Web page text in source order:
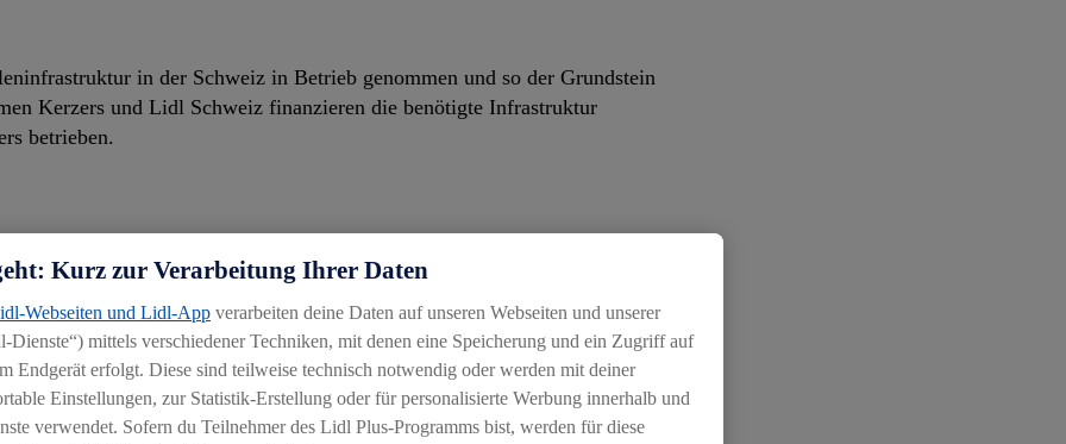
in der Schweiz in Betrieb genommen und so der Grundstein
Kerzers und Lidl Schweiz finanzieren die benötigte Infrastruktur
betrieben.
Demonstrationsprojekt mit fossilfreiem flüssigem Biogas (LBG)
technisch und logistisch möglich ist, Transporte im Schwerlastverkehr
Kurz zur Verarbeitung Ihrer Daten
Webseiten und Lidl-App verarbeiten deine Daten auf unseren Webseiten und unserer
Dienste“) mittels verschiedener Techniken, mit denen eine Speicherung und ein Zugriff auf
Endgerät erfolgt. Diese sind teilweise technisch notwendig oder werden mit deiner
Einstellungen, zur Statistik-Erstellung oder für personalisierte Werbung innerhalb und
verwendet. Sofern du Teilnehmer des Lidl Plus-Programms bist, werden für diese